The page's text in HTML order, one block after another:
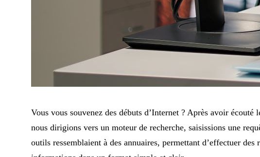
Vous vous souvenez des débuts d’Internet ? Après avoir
nous dirigions vers un moteur de recherche, saisissions une
outils ressemblaient à des annuaires, permettant d’effectuer des